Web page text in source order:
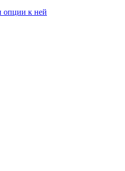
опции к ней